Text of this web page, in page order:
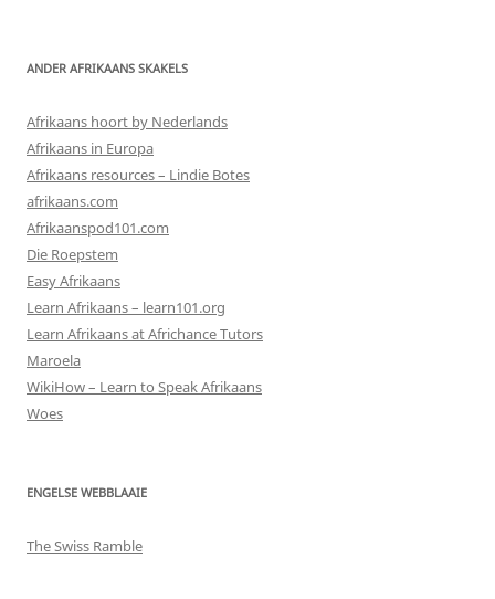
ANDER AFRIKAANS SKAKELS
Afrikaans hoort by Nederlands
Afrikaans in Europa
Afrikaans resources – Lindie Botes
afrikaans.com
Afrikaanspod101.com
Die Roepstem
Easy Afrikaans
Learn Afrikaans – learn101.org
Learn Afrikaans at Africhance Tutors
Maroela
WikiHow – Learn to Speak Afrikaans
Woes
ENGELSE WEBBLAAIE
The Swiss Ramble